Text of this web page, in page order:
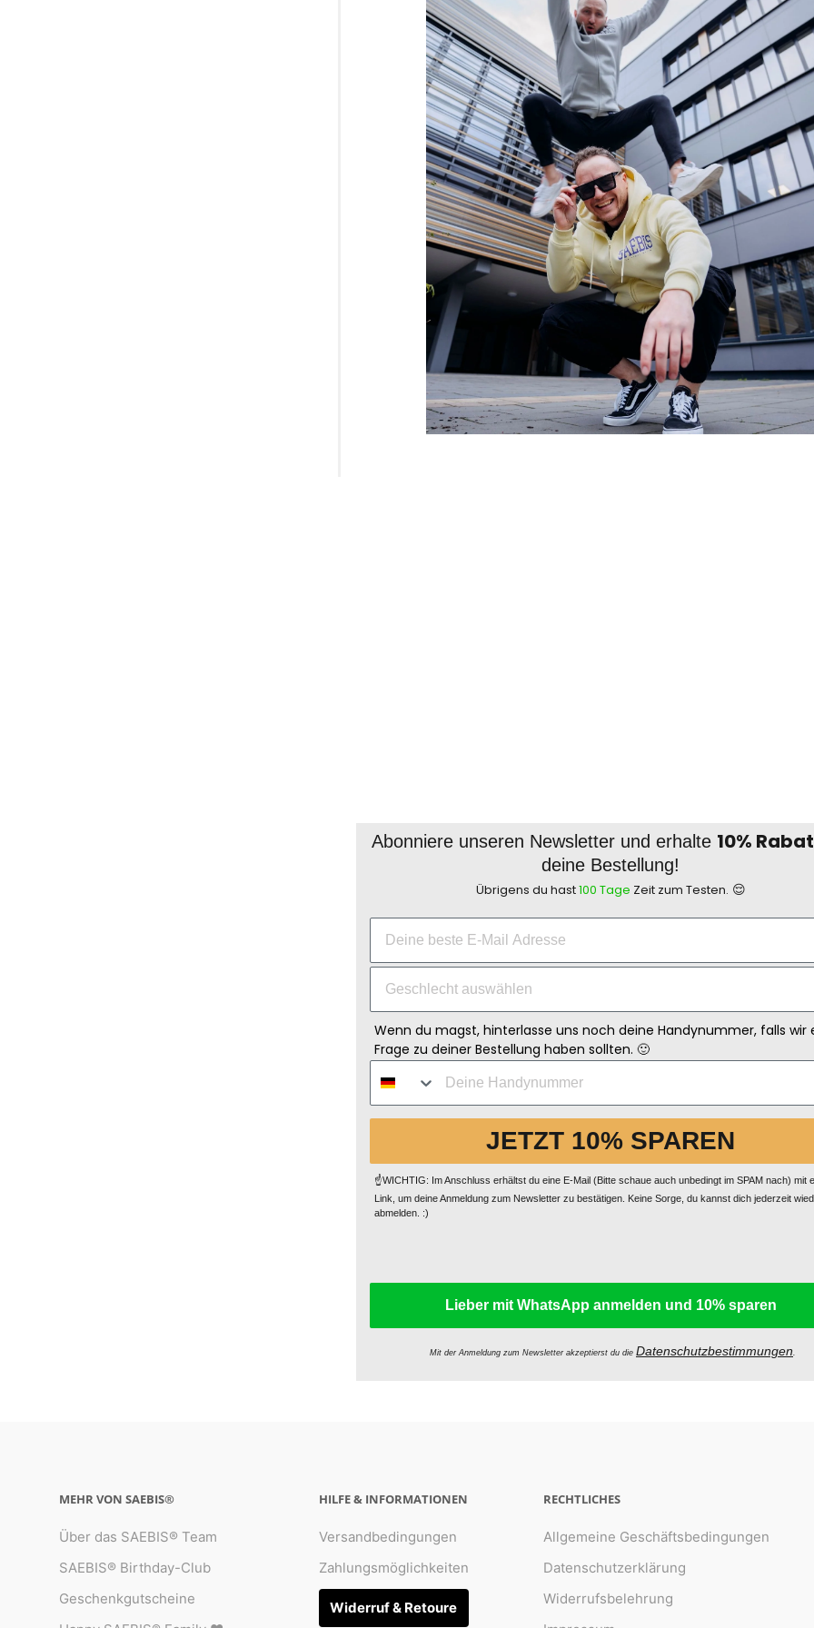
Abonniere unseren Newsletter und erhalte 10%
deine Bestellung!
Übrigens du hast100 Tage Zeit zum Testen. 😌
Wenn du magst, hinterlasse uns noch deine Handynummer, falls wir
Frage zu deiner Bestellung haben sollten. 🙂
JETZT 10% SPAREN
☝️WICHTIG: Im Anschluss erhältst du eine E-Mail (Bitte schaue auch unbedingt im SPAM nach) mit
Link, um deine Anmeldung zum Newsletter zu bestätigen. Keine Sorge, du kannst dich jederzeit
abmelden. :)
Lieber mit WhatsApp anmelden und 10% sparen
Mit der Anmeldung zum Newsletter akzeptierst du die Datenschutzbestimmungen
MEHR VON SAEBIS®
Über das SAEBIS® Team
SAEBIS® Birthday-Club
Geschenkgutscheine
HILFE & INFORMATIONEN
Versandbedingungen
Zahlungsmöglichkeiten
Widerruf & Retoure
RECHTLICHES
Allgemeine Geschäftsbedingungen
Datenschutzerklärung
Widerrufsbelehrung